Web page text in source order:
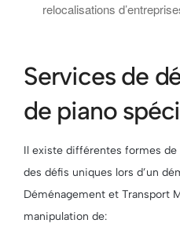
relocalisations
Services de
de piano
Il existe différentes formes
des défis uniques lors d’un
Déménagement et Transport
manipulation de: